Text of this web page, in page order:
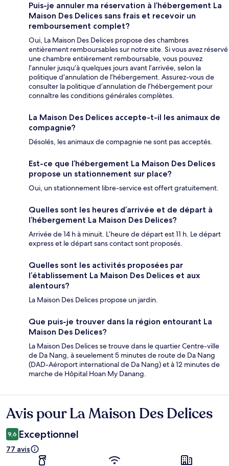
Puis-je annuler ma réservation à l’hébergement La
Maison Des Delices sans frais et recevoir un
remboursement complet?
Oui, La Maison Des Delices propose des chambres
entièrement remboursables sur notre site. Si vous avez réservé
une chambre entièrement remboursable, vous pouvez
l’annuler jusqu’à quelques jours avant l’arrivée, selon la
politique d’annulation de l’hébergement. Assurez-vous de
consulter la politique d’annulation de l’hébergement pour
connaître les conditions générales complètes.
La Maison Des Delices accepte-t-il les animaux de
compagnie?
Désolés, les animaux de compagnie ne sont pas acceptés.
Est-ce que l’hébergement La Maison Des Delices
propose un stationnement sur place?
Oui, un stationnement libre-service est offert gratuitement.
Quelles sont les heures d’arrivée et de départ à
l’hébergement La Maison Des Delices?
Arrivée de 14 h à minuit. L’heure de départ est 11 h. Le départ
express et le départ sans contact sont proposés.
Quelles sont les activités proposées par
l’établissement La Maison Des Delices et aux
alentours?
La Maison Des Delices propose un jardin.
Que puis-je trouver dans la région entourant La
Maison Des Delices?
La Maison Des Delices se trouve dans le quartier Centre-ville
de Da Nang, à seuelement 5 minutes de route de Da Nang
(DAD-Aéroport international de Da Nang) et à 12 minutes de
marche de Hôpital Hoan My Danang.
Avis
Avis pour La Maison Des Delices
9,6 Exceptionnel
77 avis